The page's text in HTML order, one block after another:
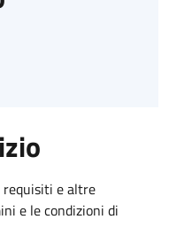
requisiti e altre
e le condizioni di